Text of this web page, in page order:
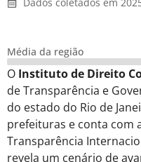
Média da região
O Instituto de Direito
de Transparência e
do estado do Rio de
prefeituras e conta com
Transparência
revela um cenário de